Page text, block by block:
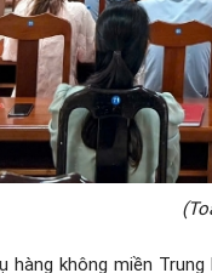
hàng không miền